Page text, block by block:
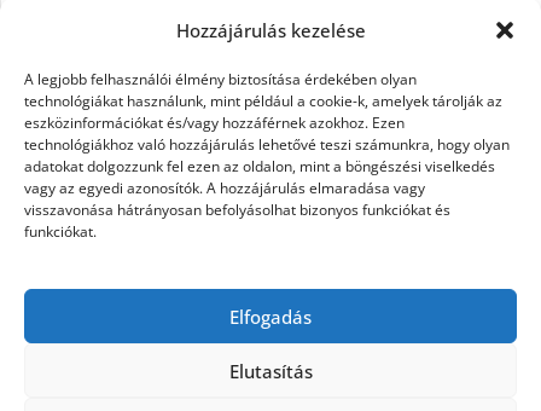
Hozzájárulás kezelése
A legjobb felhasználói élmény biztosítása érdekében olyan
technológiákat használunk, mint például a cookie-k, amelyek tárolják az
eszközinformációkat és/vagy hozzáférnek azokhoz. Ezen
technológiákhoz való hozzájárulás lehetővé teszi számunkra, hogy olyan
adatokat dolgozzunk fel ezen az oldalon, mint a böngészési viselkedés
vagy az egyedi azonosítók. A hozzájárulás elmaradása vagy
visszavonása hátrányosan befolyásolhat bizonyos funkciókat és
funkciókat.
Elfogadás
Elutasítás
Kovács László Stone
Krasznai Tünde Like LiL C. Malek Miklós mentor Muri Enikő
Nagy Feró Oláh Gergő Péterffy Lili Rocktenors RTL Klub
Cowell Szabó Dávid Szabó Ádám Szikora Róbert Takács Nikolas
Tarány Tamás Tóth Gabi Vastag Csaba Vastag Tamás
Kati X-factor X-FaktorX-Faktor videók
X-Faktor válogatásx faktor döntő Zámbó